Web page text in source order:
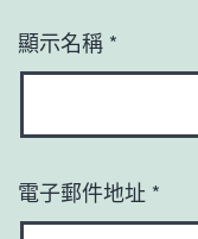
顯示名稱 *
電子郵件地址 *